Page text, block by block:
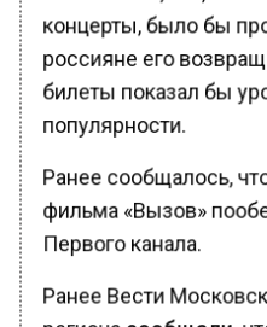
концерты, было бы
россияне его
билеты показал бы
популярности.
Ранее сообщалось,
фильма «Вызов»
Первого канала.
Ранее Вести